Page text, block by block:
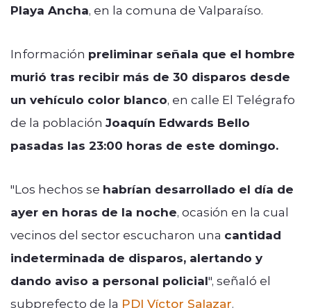
Playa Ancha, en la comuna de Valparaíso.
Información preliminar señala que el hombre
murió tras recibir más de 30 disparos desde
un vehículo color blanco, en calle El Telégrafo
de la población Joaquín Edwards Bello
pasadas las 23:00 horas de este domingo.
"Los hechos se habrían desarrollado el día de
ayer en horas de la noche, ocasión en la cual
vecinos del sector escucharon una cantidad
indeterminada de disparos, alertando y
dando aviso a personal policial", señaló el
subprefecto de la PDI Víctor Salazar.